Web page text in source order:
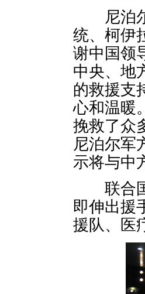
尼泊尔
统、柯伊
谢中国领
中央、地
的救援支
心和温暖
挽救了众
尼泊尔军
示将与中
联合国
即伸出援
援队、医